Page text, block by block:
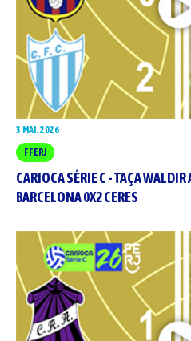
3 MAI. 2026
FFERJ
CARIOCA SÉRIE C - TAÇA
BARCELONA 0X2 CERES